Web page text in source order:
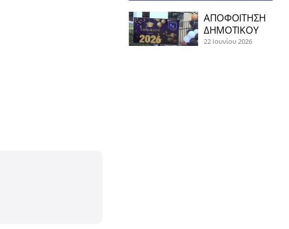
ΑΠΟΦΟΙΤΗΣΗ
ΔΗΜΟΤΙΚΟΥ
22 Ιουνίου 2026